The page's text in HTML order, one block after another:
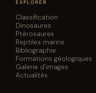
EXPLORER
Classification
Dinosaures
Ptérosaures
Reptiles marins
Bibliographie
Formations géologiques
Galerie d'images
Actualités